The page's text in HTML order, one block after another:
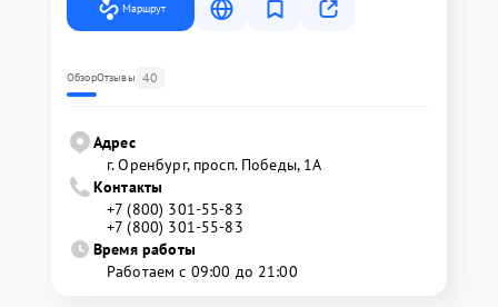
Маршрут
ОбзорОтзывы 40
Адрес
г. Оренбург, просп. Победы, 1А
Контакты
+7 (800) 301-55-83
+7 (800) 301-55-83
Время работы
Работаем с 09:00 до 21:00